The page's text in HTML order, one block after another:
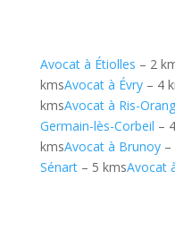
Avocat à Étiolles – 2
kmsAvocat à Évry– 4
kmsAvocat à Ris-
Germain-lès-Corbeil –
kmsAvocat à Brunoy–
Sénart– 5 kmsAvocat